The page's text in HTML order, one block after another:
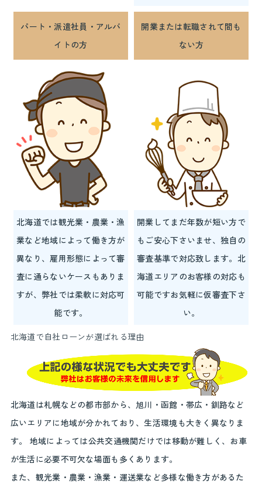
パート・派遣社員・アルバ
イトの方
北海道では観光業・農業・漁
業など地域によって働き方が
異なり、雇用形態によって審
査に通らないケースもありま
すが、弊社では柔軟に対応可
能です。
開業または転職されて間も
ない方
開業してまだ年数が短い方で
もご安心下さいませ、独自の
審査基準で対応致します。北
海道エリアのお客様の対応も
可能ですお気軽に仮審査下さ
い。
北海道で自社ローンが選ばれる理由
北海道は札幌などの都市部から、旭川・函館・帯広・釧路など
広いエリアに地域が分かれており、生活環境も大きく異なりま
す。 地域によっては公共交通機関だけでは移動が難しく、お車
が生活に必要不可欠な場面も多くあります。
また、観光業・農業・漁業・運送業など多様な働き方があるた